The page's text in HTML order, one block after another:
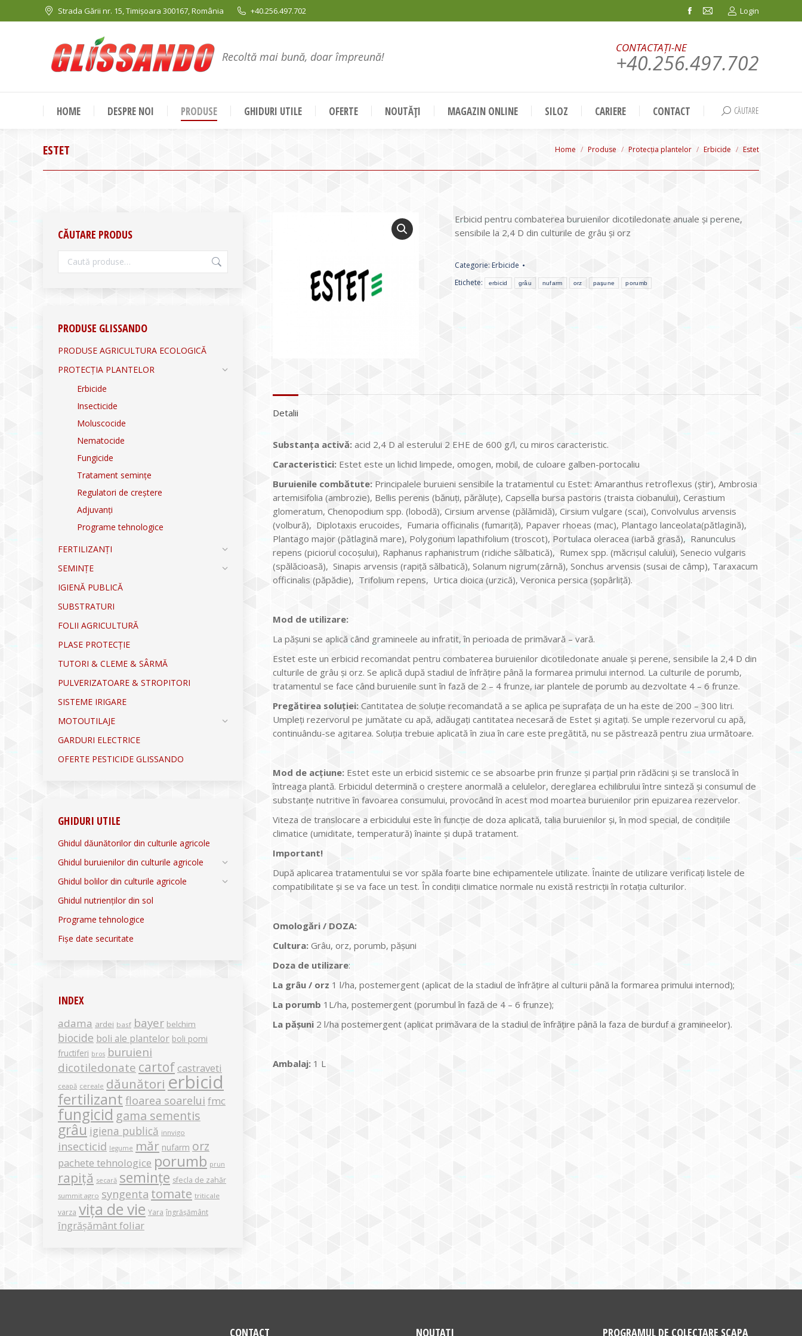
Strada Gării nr. 15, Timișoara 300167, România +40.256.497.702
Facebook
in
window
Mail
in
window
Login
Recoltă mai bună, doar împreună!
CONTACTAȚI-NE
+40.256.497.702
HOME DESPRE NOI PRODUSE GHIDURI UTILE OFERTE NOUTĂȚI MAGAZIN ONLINE SILOZ CARIERE CONTACT Search:
CĂUTARE
ESTET You are here:
Home Produse Protecția plantelor Erbicide Estet
Erbicid pentru combaterea buruienilor dicotiledonate anuale şi perene,
sensibile la 2,4 D din culturile de grâu şi orz
Categorie: Erbicide
Etichete:
erbicid grâu nufarm orz paşune porumb
Detalii
Substanţa activă: acid 2,4 D al esterului 2 EHE de 600 g/l, cu miros caracteristic.
Caracteristici: Estet este un lichid limpede, omogen, mobil, de culoare galben-portocaliu
Buruienile combătute: Principalele buruieni sensibile la tratamentul cu Estet: Amaranthus retroflexus (ştir), Ambrosia
artemisifolia (ambrozie), Bellis perenis (bănuţi, părăluţe), Capsella bursa pastoris (traista ciobanului), Cerastium
glomeratum, Chenopodium spp. (lobodă), Cirsium arvense (pălămidă), Cirsium vulgare (scai), Convolvulus arvensis
(volbură), Diplotaxis erucoides, Fumaria officinalis (fumariţă), Papaver rhoeas (mac), Plantago lanceolata(pătlagină),
Plantago major (pătlagină mare), Polygonum lapathifolium (troscot), Portulaca oleracea (iarbă grasă), Ranunculus
repens (piciorul cocoşului), Raphanus raphanistrum (ridiche sălbatică), Rumex spp. (măcrişul calului), Senecio vulgaris
(spălăcioasă), Sinapis arvensis (rapiţă sălbatică), Solanum nigrum(zârnă), Sonchus arvensis (susai de câmp), Taraxacum
officinalis (păpădie), Trifolium repens, Urtica dioica (urzică), Veronica persica (şopârliţă).
Mod de utilizare:
La păşuni se aplică când gramineele au infratit, în perioada de primăvară – vară.
Estet este un erbicid recomandat pentru combaterea buruienilor dicotiledonate anuale şi perene, sensibile la 2,4 D din
culturile de grâu şi orz. Se aplică după stadiul de înfrăţire până la formarea primului internod. La culturile de porumb,
tratamentul se face când buruienile sunt în fază de 2 – 4 frunze, iar plantele de porumb au dezvoltate 4 – 6 frunze.
Pregătirea soluţiei: Cantitatea de soluţie recomandată a se aplica pe suprafaţa de un ha este de 200 – 300 litri.
Umpleţi rezervorul pe jumătate cu apă, adăugaţi cantitatea necesară de Estet şi agitaţi. Se umple rezervorul cu apă,
continuându-se agitarea. Soluţia trebuie aplicată în ziua în care este pregătită, nu se păstrează pentru ziua următoare.
Mod de acţiune: Estet este un erbicid sistemic ce se absoarbe prin frunze şi parţial prin rădăcini și se translocă în
întreaga plantă. Erbicidul determină o creştere anormală a celulelor, dereglarea echilibrului între sinteză şi consumul de
substanţe nutritive în favoarea consumului, provocând în acest mod moartea buruienilor prin epuizarea rezervelor.
Viteza de translocare a erbicidului este în funcţie de doza aplicată, talia buruienilor şi, în mod special, de condiţiile
climatice (umiditate, temperatură) înainte şi după tratament.
Important!
După aplicarea tratamentului se vor spăla foarte bine echipamentele utilizate. Înainte de utilizare verificaţi listele de
compatibilitate şi se va face un test. În condiţii climatice normale nu există restricţii în rotaţia culturilor.
Omologări / DOZA:
Cultura: Grâu, orz, porumb, păşuni
Doza de utilizare:
La grâu / orz 1 l/ha, postemergent (aplicat de la stadiul de înfrăţire al culturii până la formarea primului internod);
La porumb 1L/ha, postemergent (porumbul în fază de 4 – 6 frunze);
La păşuni 2 l/ha postemergent (aplicat primăvara de la stadiul de înfrățire până la faza de burduf a gramineelor).
Ambalaj: 1 L
CĂUTARE PRODUS
PRODUSE GLISSANDO
PRODUSE AGRICULTURA ECOLOGICĂ
PROTECȚIA PLANTELOR
Erbicide
Insecticide
Moluscocide
Nematocide
Fungicide
Tratament semințe
Regulatori de creștere
Adjuvanți
Programe tehnologice
FERTILIZANȚI
SEMINȚE
IGIENĂ PUBLICĂ
SUBSTRATURI
FOLII AGRICULTURĂ
PLASE PROTECȚIE
TUTORI & CLEME & SÂRMĂ
PULVERIZATOARE & STROPITORI
SISTEME IRIGARE
MOTOUTILAJE
GARDURI ELECTRICE
OFERTE PESTICIDE GLISSANDO
GHIDURI UTILE
Ghidul dăunătorilor din culturile agricole
Ghidul buruienilor din culturile agricole
Ghidul bolilor din culturile agricole
Ghidul nutrienților din sol
Programe tehnologice
Fișe date securitate
INDEX
adama ardei basf bayer belchim
biocide boli ale plantelor boli pomi
fructiferi bros buruieni
dicotiledonate cartof castraveti
ceapă cereale dăunători erbicid
fertilizant floarea soarelui fmc
fungicid gama sementis
grâu igiena publică innvigo
insecticid legume măr nufarm orz
pachete tehnologice porumb prun
rapiță secară semințe sfecla de zahăr
summit agro syngenta tomate triticale
varza vița de vie Yara îngrășământ
îngrășământ foliar
CONTACT NOUTAȚI PROGRAMUL DE COLECTARE SCAPA